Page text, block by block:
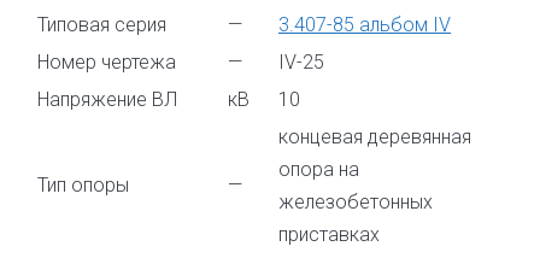
Типовая серия —
3.407-85 альбом IV
Номер чертежа
—
IV-25
Напряжение ВЛ
кВ 10
Тип опоры —
концевая деревянная
опора на
железобетонных
приставках